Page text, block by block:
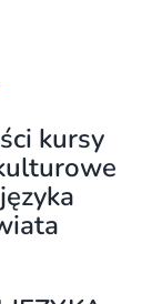
kursy